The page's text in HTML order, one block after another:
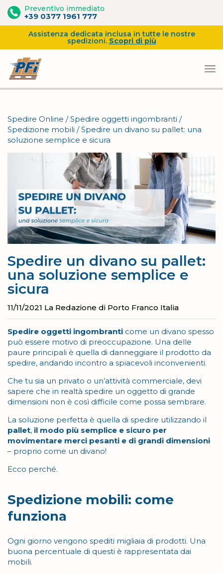
contenuto
Preventivo immediato
+39 0377 1961 777
Assistenza dedicata inclusa in tutte le nostre
spedizioni. Scopri di più
Spedire Online /Spedire oggetti ingombranti /
Spedizione mobili /Spedire un divano su pallet: una
soluzione semplice e sicura
Spedire un divano su pallet:
una soluzione semplice e
sicura
11/11/2021 La Redazione di Porto Franco Italia
Spedire oggetti ingombranti come un divano spesso
può essere motivo di preoccupazione. Una delle
paure principali è quella di danneggiare il prodotto da
spedire, andando incontro a spiacevoli inconvenienti.
Che tu sia un privato o un’attività commerciale, devi
sapere che in realtà spedire un oggetto di grande
dimensioni non è così difficile come possa sembrare.
La soluzione perfetta è quella di spedire utilizzando il
pallet, il modo più semplice e sicuro per
movimentare merci pesanti e di grandi dimensioni
– proprio come un divano!
Ecco perché.
Spedizione mobili: come
funziona
Ogni giorno vengono spediti migliaia di prodotti. Una
buona percentuale di questi è rappresentata dai
mobili.